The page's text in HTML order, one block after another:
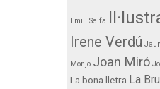
Emili Selfa
Irene Verdú
Monjo Joan Miró
La bona lletra La